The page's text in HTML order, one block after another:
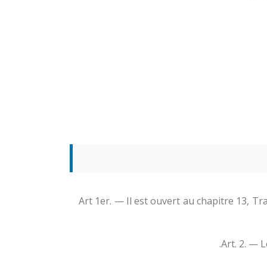
Art 1er. — Il est ouvert au chapitre 13,
Art. 2. —